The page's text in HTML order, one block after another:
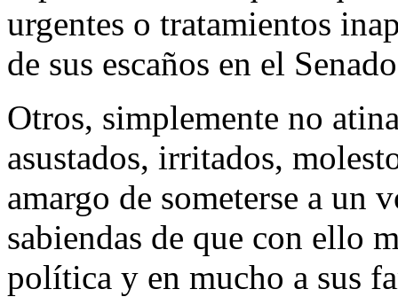
urgentes o tratamientos
de sus escaños en el
Otros, simplemente no
asustados, irritados,
amargo de someterse a un
sabiendas de que con ello
política y en mucho a sus